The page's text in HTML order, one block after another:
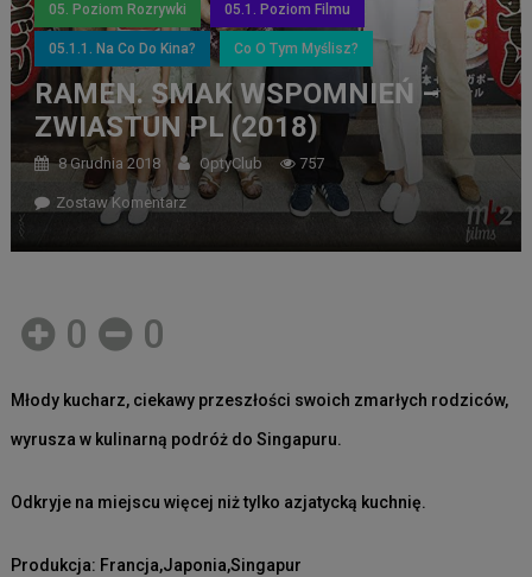
05. Poziom Rozrywki 05.1. Poziom Filmu
05.1.1. Na Co Do Kina? Co O Tym Myślisz?
RAMEN. SMAK WSPOMNIEŃ –
ZWIASTUN PL (2018)
8 Grudnia 2018 OptyClub 757
Zostaw Komentarz
0 0
Młody kucharz, ciekawy przeszłości swoich zmarłych rodziców,
wyrusza w kulinarną podróż do Singapuru.
Odkryje na miejscu więcej niż tylko azjatycką kuchnię.
Produkcja: Francja,Japonia,Singapur